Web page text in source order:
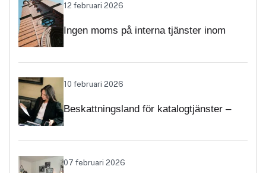
12 februari 2026
Ingen moms på interna tjänster inom
självständighetsbedömningen
10 februari 2026
Beskattningsland för katalogtjänster –
moms?
07 februari 2026